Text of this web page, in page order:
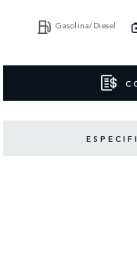
Gasolina/Diesel